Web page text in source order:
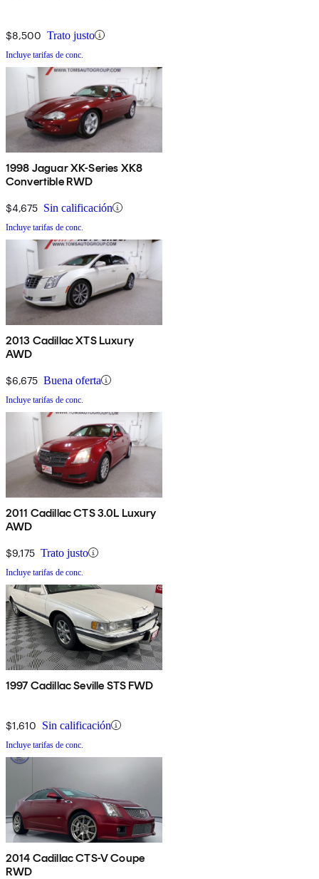
$8,500 Trato justo
Incluye tarifas de conc.
1998 Jaguar XK-Series XK8
Convertible RWD
$4,675 Sin calificación
Incluye tarifas de conc.
2013 Cadillac XTS Luxury
AWD
$6,675 Buena oferta
Incluye tarifas de conc.
2011 Cadillac CTS 3.0L Luxury
AWD
$9,175 Trato justo
Incluye tarifas de conc.
1997 Cadillac Seville STS FWD
$1,610 Sin calificación
Incluye tarifas de conc.
2014 Cadillac CTS-V Coupe
RWD